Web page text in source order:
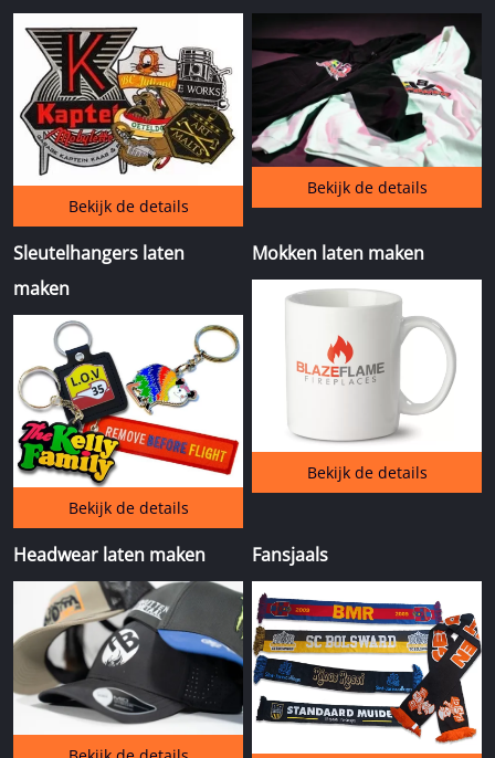
Bekijk de details
Bekijk de details
Sleutelhangers laten
maken
Bekijk de details
Mokken laten maken
Bekijk de details
Headwear laten maken Fansjaals